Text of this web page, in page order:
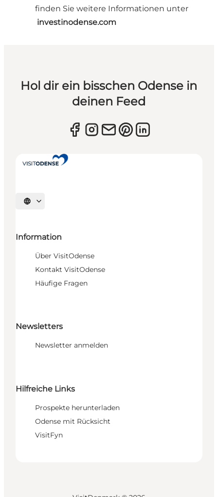
finden Sie weitere Informationen unter
investinodense.com
Hol dir ein bisschen Odense in
deinen Feed
Sprache auswählen
Information
Über VisitOdense
Kontakt VisitOdense
Häufige Fragen
Newsletters
Newsletter anmelden
Hilfreiche Links
Prospekte herunterladen
Odense mit Rücksicht
VisitFyn